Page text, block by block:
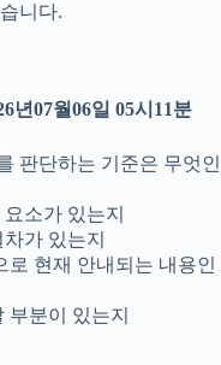
니다.
년07월06일 05시11분
판단하는 기준은 무엇인
소가 있는지
가 있는지
로 현재 안내되는 내용인
분이 있는지